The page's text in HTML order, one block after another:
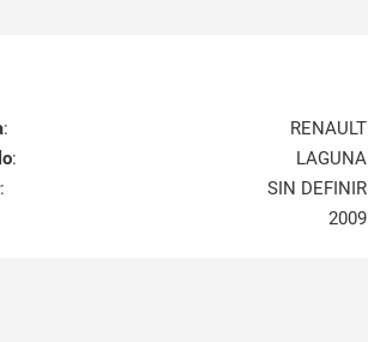
:
RENAULT
:
LAGUNA
:
SIN DEFINIR
2009